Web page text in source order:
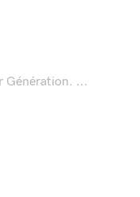
Génération. ...